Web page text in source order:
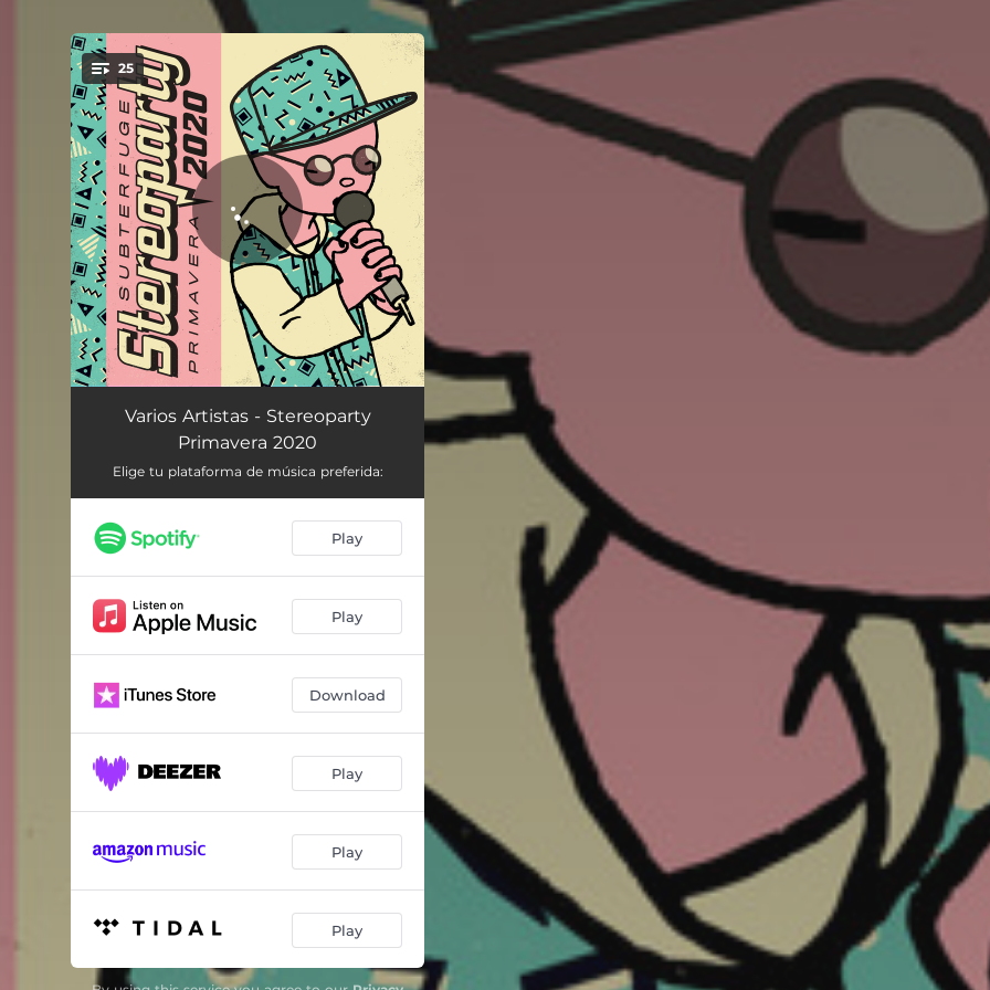
You're all set!
25
The City Of Love 04:33
Madrid Sin Ti
PERVERSO 03:43
Sangre
Hambre y Sed 03:10
03:38
02:35
El Techo 04:09
Toxic
El Pop Murió 03:30
Como Molly Ringwald 02:38
Yo Ya No (Especial Coronavirus) 03:14
Varios Artistas - Stereoparty
Primavera 2020
Elige tu plataforma de música preferida:
Play
Play
Download
Play
Play
Play